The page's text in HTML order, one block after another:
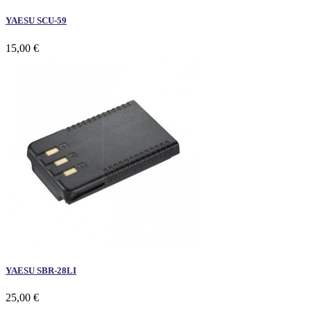
YAESU SCU-59
15,00 €
YAESU SBR-28LI
25,00 €